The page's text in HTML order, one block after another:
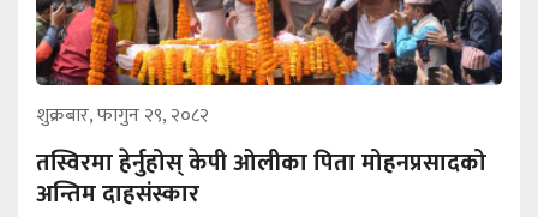
शुक्रबार, फागुन २९, २०८२
तस्विरमा हेर्नुहोस् केपी ओलीका पिता मोहनप्रसादको
अन्तिम दाहसंस्कार